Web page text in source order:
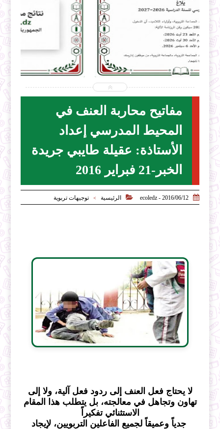
ecoledz.net
مفاتيح محاربة العنف في
المحيط المدرسي إعداد
الأستاذة: عقيلة طايبي جريدة
الخبر-21 فبراير 2016

2016/06/12 - ecoledz
 الرئيسية > توجيهات تربوية
لا يحتاج فعل العنف إلى ردود فعل آلية، ولا إلى
تهاون وتجاهل في معالجته، بل يتطلب هذا المقام
الاستثنائي تفكيراً
جدياً وعميقاً لجميع الفاعلين التربويين، لإيجاد